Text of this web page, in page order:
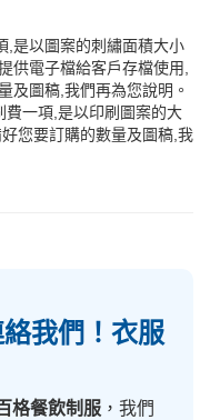
,是以圖案的刺繡面積大小
供電子檔給客戶存檔使用,
及圖稿,我們再為您說明。
費一項,是以印刷圖案的大
您要訂購的數量及圖稿,我
我們！衣服
格餐飲制服 ，我們